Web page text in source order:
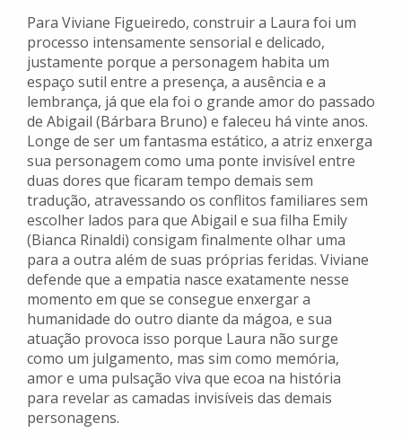
Para Viviane Figueiredo, construir a Laura foi um
processo intensamente sensorial e delicado,
justamente porque a personagem habita um
espaço sutil entre a presença, a ausência e a
lembrança, já que ela foi o grande amor do passado
de Abigail (Bárbara Bruno) e faleceu há vinte anos.
Longe de ser um fantasma estático, a atriz enxerga
sua personagem como uma ponte invisível entre
duas dores que ficaram tempo demais sem
tradução, atravessando os conflitos familiares sem
escolher lados para que Abigail e sua filha Emily
(Bianca Rinaldi) consigam finalmente olhar uma
para a outra além de suas próprias feridas. Viviane
defende que a empatia nasce exatamente nesse
momento em que se consegue enxergar a
humanidade do outro diante da mágoa, e sua
atuação provoca isso porque Laura não surge
como um julgamento, mas sim como memória,
amor e uma pulsação viva que ecoa na história
para revelar as camadas invisíveis das demais
personagens.